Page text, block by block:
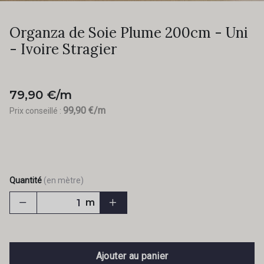
Organza de Soie Plume 200cm - Uni
- Ivoire Stragier
79,90 €/m
Prix conseillé : 99,90 €/m
Quantité (en mètre)
m
Ajouter au panier